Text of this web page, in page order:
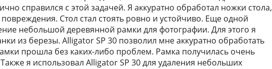
справился с этой задачей. Я аккуратно обработал ножки стола,
Стол стал стоять ровно и устойчиво. Еще одной
небольшой деревянной рамки для фотографии. Для этого я
из березы. Alligator SP 30 позволил мне аккуратно обработать
прошла без каких-либо проблем. Рамка получилась очень
я использовал Alligator SP 30 для удаления небольших